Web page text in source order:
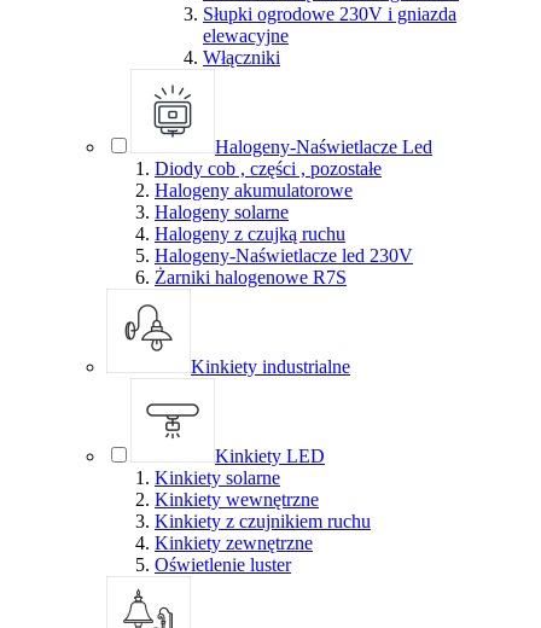
Słupki ogrodowe 230V i gniazda
elewacyjne
Włączniki
Halogeny-Naświetlacze Led
Diody cob , części , pozostałe
Halogeny akumulatorowe
Halogeny solarne
Halogeny z czujką ruchu
Halogeny-Naświetlacze led 230V
Żarniki halogenowe R7S
Kinkiety industrialne
Kinkiety LED
Kinkiety solarne
Kinkiety wewnętrzne
Kinkiety z czujnikiem ruchu
Kinkiety zewnętrzne
Oświetlenie luster